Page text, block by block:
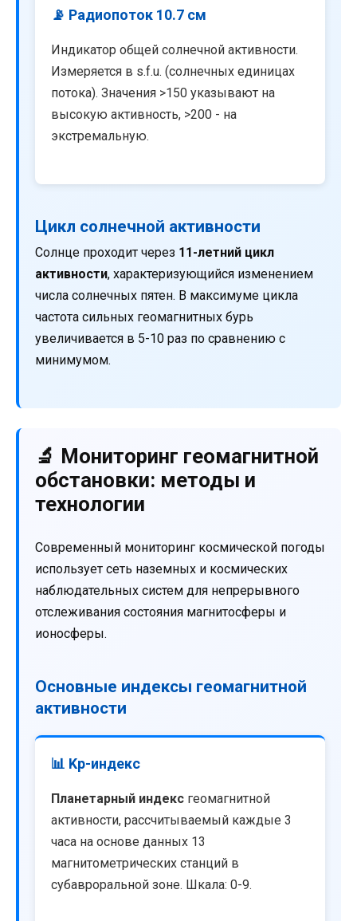
📡 Радиопоток 10.7 см
Индикатор общей солнечной активности.
Измеряется в s.f.u. (солнечных единицах
потока). Значения >150 указывают на
высокую активность, >200 - на
экстремальную.
Цикл солнечной активности
Солнце проходит через 11-летний цикл
активности, характеризующийся изменением
числа солнечных пятен. В максимуме цикла
частота сильных геомагнитных бурь
увеличивается в 5-10 раз по сравнению с
минимумом.
🔬 Мониторинг геомагнитной
обстановки: методы и
технологии
Современный мониторинг космической погоды
использует сеть наземных и космических
наблюдательных систем для непрерывного
отслеживания состояния магнитосферы и
ионосферы.
Основные индексы геомагнитной
активности
📊 Kp-индекс
Планетарный индекс геомагнитной
активности, рассчитываемый каждые 3
часа на основе данных 13
магнитометрических станций в
субавроральной зоне. Шкала: 0-9.